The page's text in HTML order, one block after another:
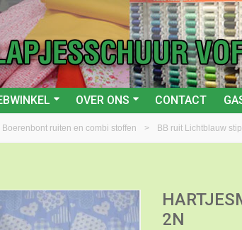
OVER ONS CONTACT
Boerenbont ruiten en combi stoffen > BB ruit Lichtblauw
2N